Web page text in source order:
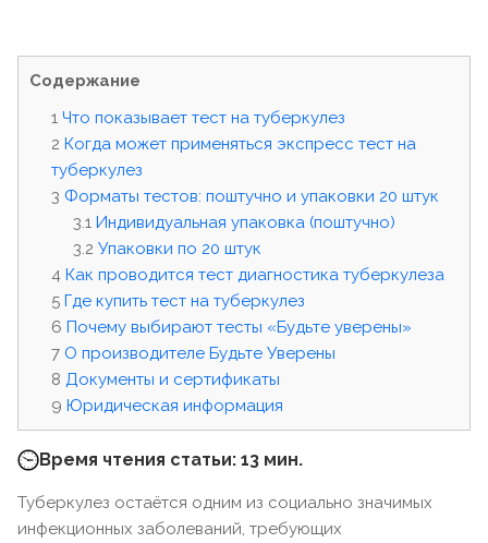
Содержание
Что показывает тест на туберкулез
Когда может применяться экспресс тест на
туберкулез
Форматы тестов: поштучно и упаковки 20 штук
Индивидуальная упаковка (поштучно)
Упаковки по 20 штук
Как проводится тест диагностика туберкулеза
Где купить тест на туберкулез
Почему выбирают тесты «Будьте уверены»
О производителе Будьте Уверены
Документы и сертификаты
Юридическая информация
Время чтения статьи: 13 мин.
Туберкулез остаётся одним из социально значимых
инфекционных заболеваний, требующих